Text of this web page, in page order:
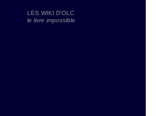
LES WIKI D'OLC
le livre impossible